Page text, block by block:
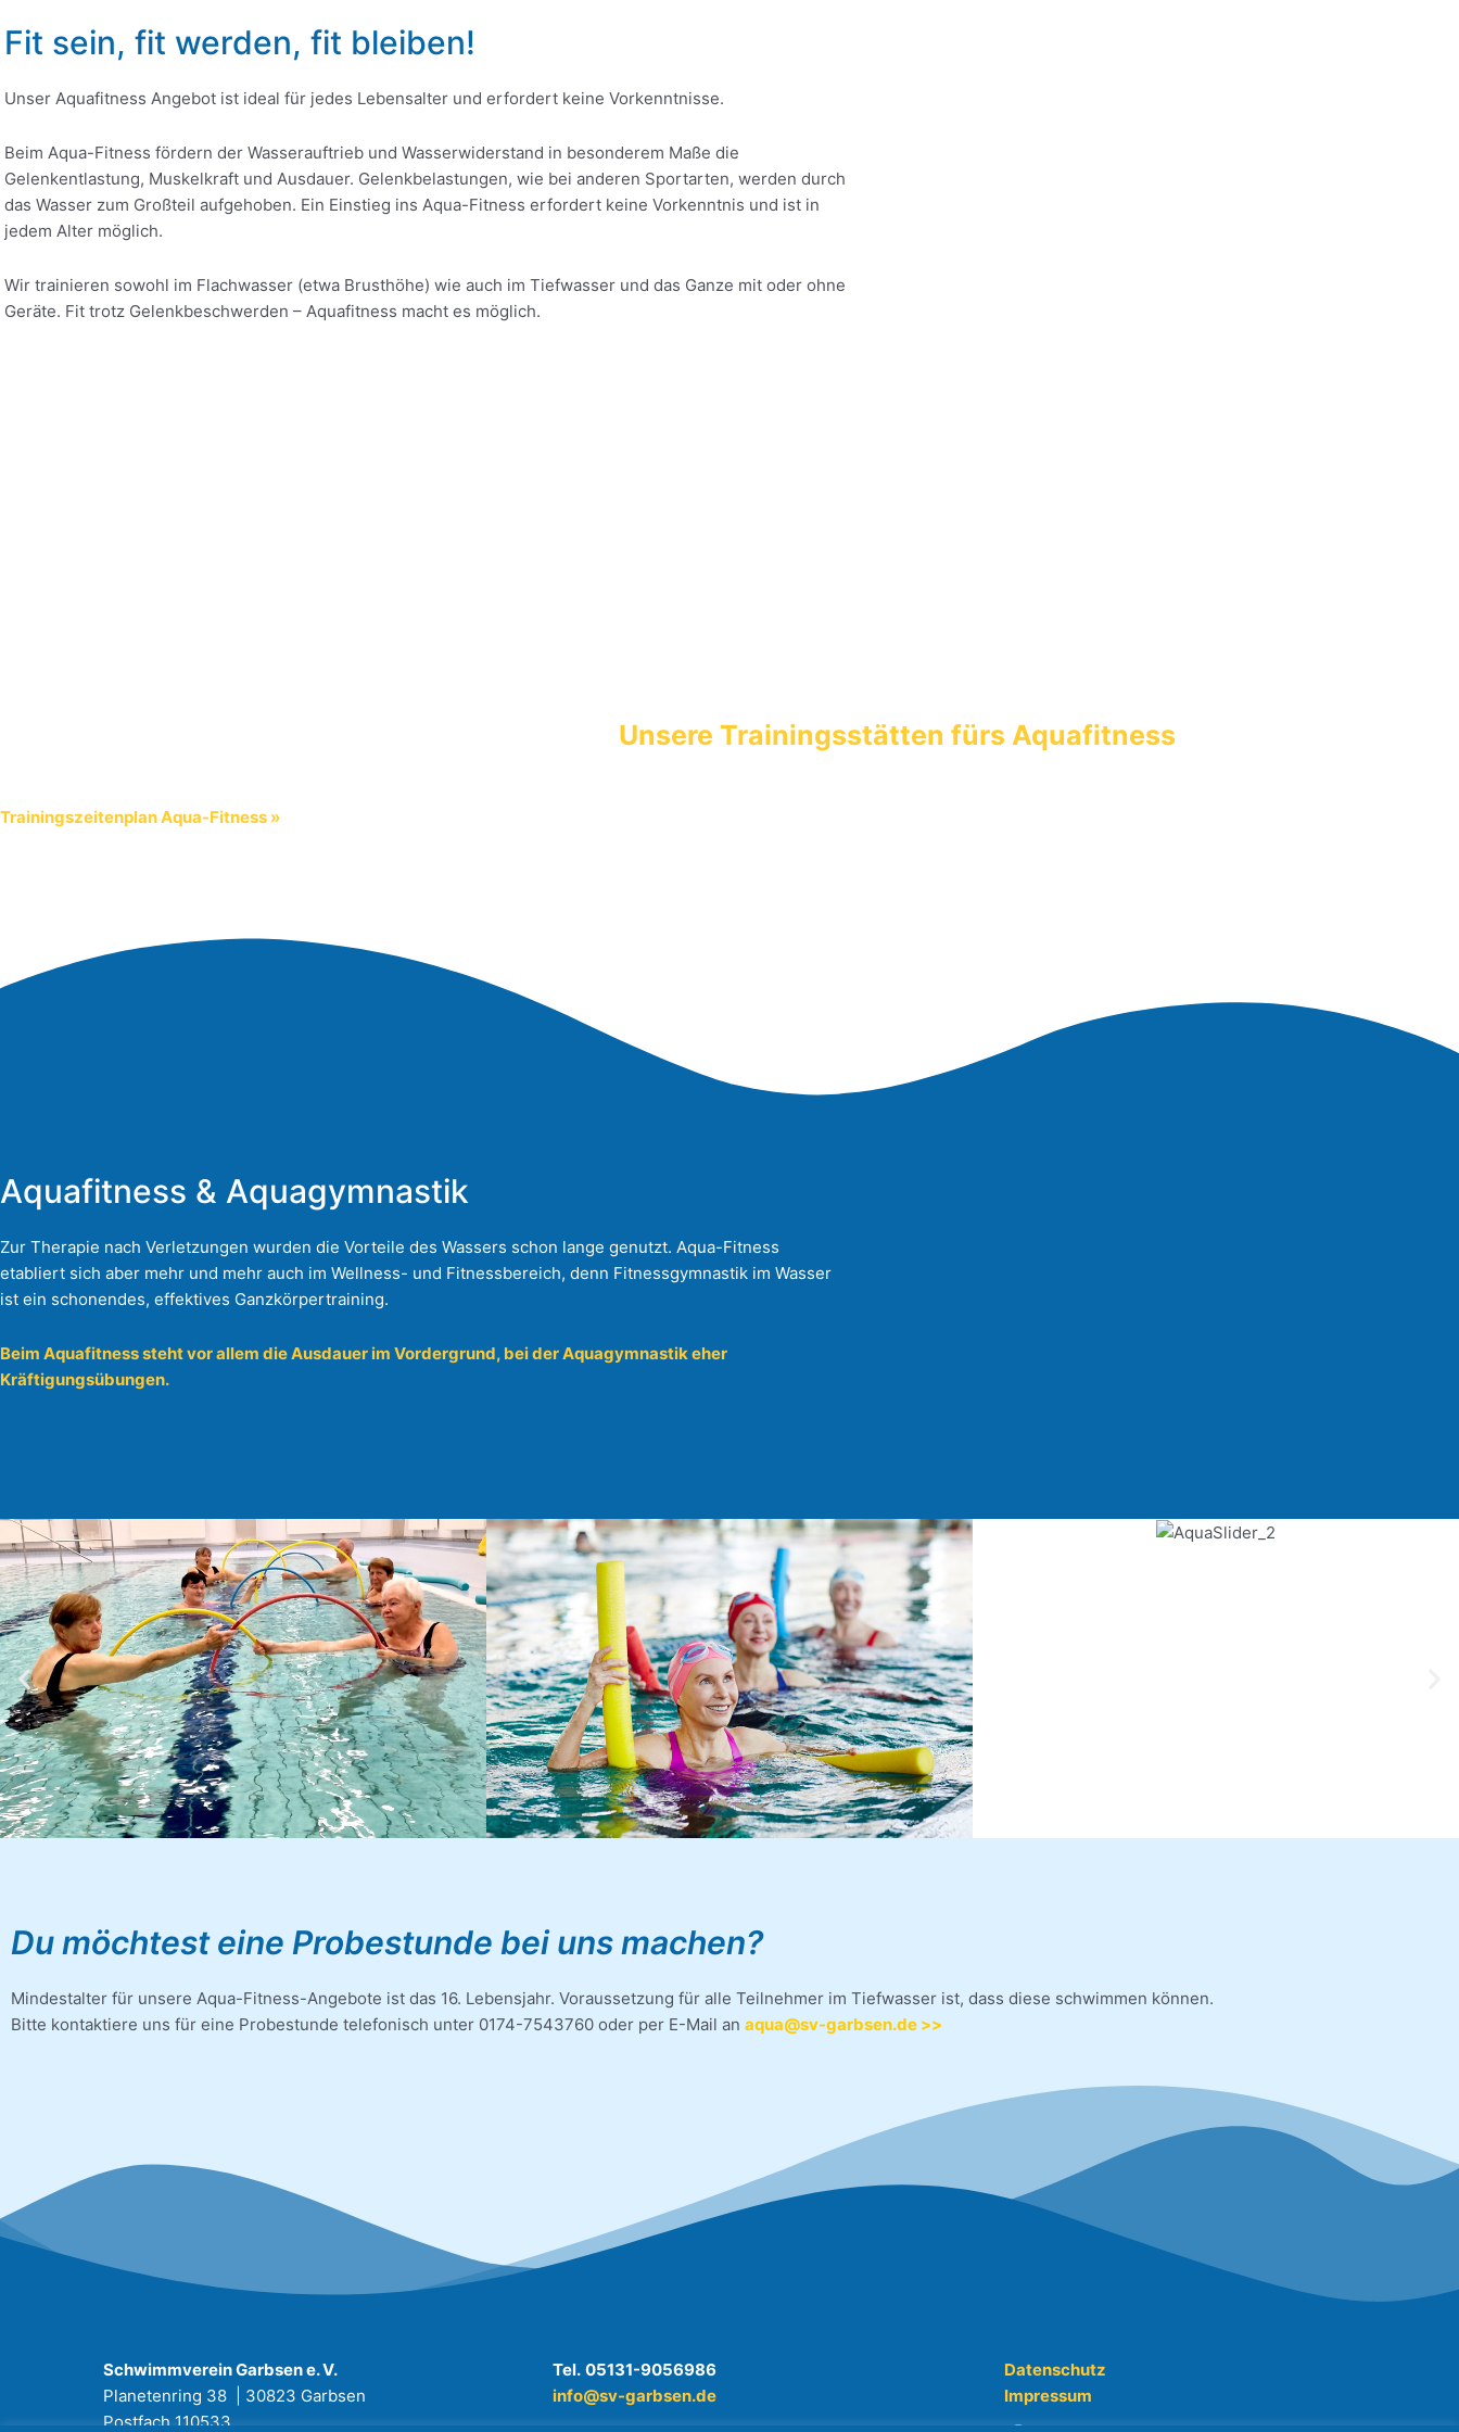
Fit sein, fit werden, fit bleiben!
Unser Aquafitness Angebot ist ideal für jedes Lebensalter und erfordert keine Vorkenntnisse.
Beim Aqua-Fitness fördern der Wasserauftrieb und Wasserwiderstand in besonderem Maße die
Gelenkentlastung, Muskelkraft und Ausdauer. Gelenkbelastungen, wie bei anderen Sportarten, werden durch
das Wasser zum Großteil aufgehoben. Ein Einstieg ins Aqua-Fitness erfordert keine Vorkenntnis und ist in
jedem Alter möglich.
Wir trainieren sowohl im Flachwasser (etwa Brusthöhe) wie auch im Tiefwasser und das Ganze mit oder ohne
Geräte. Fit trotz Gelenkbeschwerden – Aquafitness macht es möglich.
Trainingszeitenplan Aqua-Fitness »
Unsere Trainingsstätten fürs Aquafitness
Aquafitness & Aquagymnastik
Zur Therapie nach Verletzungen wurden die Vorteile des Wassers schon lange genutzt. Aqua-Fitness
etabliert sich aber mehr und mehr auch im Wellness- und Fitnessbereich, denn Fitnessgymnastik im Wasser
ist ein schonendes, effektives Ganzkörpertraining.
Beim Aquafitness steht vor allem die Ausdauer im Vordergrund, bei der Aquagymnastik eher
Kräftigungsübungen.
Du möchtest eine Probestunde bei uns machen?
Mindestalter für unsere Aqua-Fitness-Angebote ist das 16. Lebensjahr. Voraussetzung für alle Teilnehmer im Tiefwasser ist, dass diese schwimmen können.
Bitte kontaktiere uns für eine Probestunde telefonisch unter 0174-7543760 oder per E-Mail an aqua@sv-garbsen.de >>
Schwimmverein Garbsen e. V.
Planetenring 38 | 30823 Garbsen
Postfach 110533
Tel. 05131-9056986
info@sv-garbsen.de
Datenschutz
Impressum